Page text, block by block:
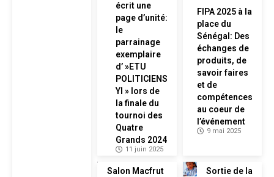
écrit une
page d’unité:
le
parrainage
exemplaire
d’ »ETU
POLITICIENS
YI » lors de
la finale du
tournoi des
Quatre
Grands 2024
11 juin 2025
FIPA 2025 à la
place du
Sénégal: Des
échanges de
produits, de
savoir faires
et de
compétences
au coeur de
l’événement
9 mai 2025
Salon Macfrut
Sortie de la